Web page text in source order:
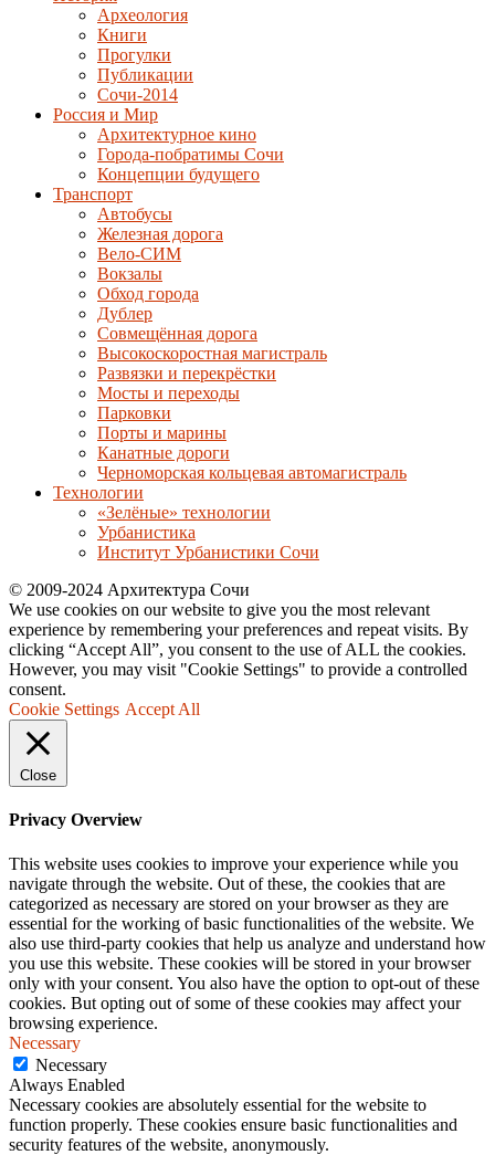
Археология
Книги
Прогулки
Публикации
Сочи-2014
Россия и Мир
Архитектурное кино
Города-побратимы Сочи
Концепции будущего
Транспорт
Автобусы
Железная дорога
Вело-СИМ
Вокзалы
Обход города
Дублер
Совмещённая дорога
Высокоскоростная магистраль
Развязки и перекрёстки
Мосты и переходы
Парковки
Порты и марины
Канатные дороги
Черноморская кольцевая автомагистраль
Технологии
«Зелёные» технологии
Урбанистика
Институт Урбанистики Сочи
© 2009-2024 Архитектура Сочи
We use cookies on our website to give you the most relevant
experience by remembering your preferences and repeat visits. By
clicking “Accept All”, you consent to the use of ALL the cookies.
However, you may visit "Cookie Settings" to provide a controlled
consent.
Cookie Settings Accept All
Close
Privacy Overview
This website uses cookies to improve your experience while you
navigate through the website. Out of these, the cookies that are
categorized as necessary are stored on your browser as they are
essential for the working of basic functionalities of the website. We
also use third-party cookies that help us analyze and understand how
you use this website. These cookies will be stored in your browser
only with your consent. You also have the option to opt-out of these
cookies. But opting out of some of these cookies may affect your
browsing experience.
Necessary
Necessary
Always Enabled
Necessary cookies are absolutely essential for the website to
function properly. These cookies ensure basic functionalities and
security features of the website, anonymously.